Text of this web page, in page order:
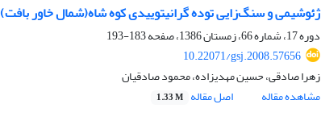
ژئوشیمی و سنگ‌زایی توده گرانیتوییدی کوه شاه(شمال خاور بافت)
دوره 17، شماره 66، زمستان 1386، صفحه
183-193
10.22071/gsj.2008.57656
زهرا صادقی، حسین مهدیزاده، محمود صادقیان
مشاهده مقاله
اصل مقاله 1.33 M